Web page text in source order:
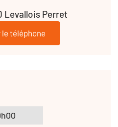
Levallois Perret
téléphone